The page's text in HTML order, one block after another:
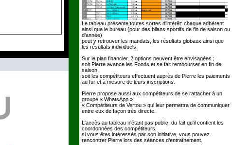
Le tableau présente toutes sortes d'intérêt: chaque adhérent
ainsi que le bureau (pour des bilans sportifs de fin de saison ou
d'année)
peut y retrouver les mandats, les résultats globaux ainsi que
les résultats individuels.
Sur le plan financier, 2 options peuvent être envisagées ;
soit Pierre avance les Fonds et se fait rembourser en fin de
saison,
soit les compétiteurs effectuent auprès de Pierre les paiements
au fur et à mesure de leurs inscriptions.
Pierre propose aussi aux compétiteurs de se rattacher à un
groupe « WhatsApp »
« Compétiteurs de Vertou » qui leur permettra de communiquer
entre eux de façon très directe.
L'accès au tableau n'étant pas public, du fait qu'il contient les
coordonnées des compétiteurs,
si vous êtes intéressés par son initiative, vous pouvez
rencontrer Pierre lors des séances d'entraînement.